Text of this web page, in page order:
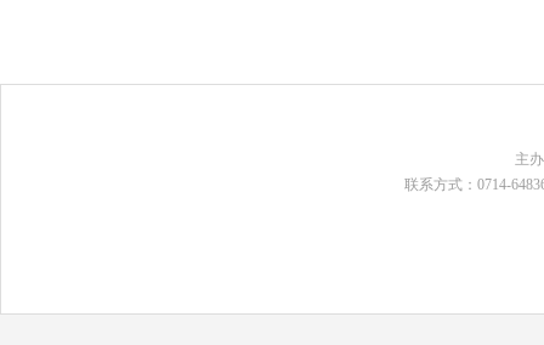
主
联系方式：0714-